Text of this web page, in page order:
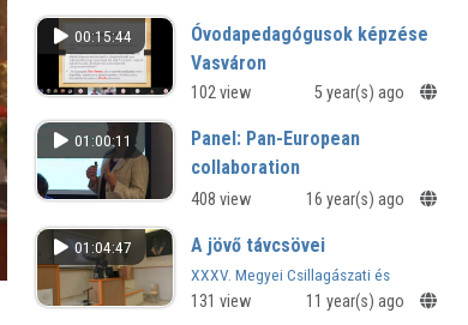
00:15:44
Óvodapedagógusok képzése
Vasváron
Kutatások a COVID-19 pandémia
102 view 5 year(s) ago
01:00:11
Panel: Pan-European
collaboration
408 view 16 year(s) ago
01:04:47 A jövő távcsövei
XXXV. Megyei Csillagászati és
Űrkutatási Hetek - 2014
131 view 11 year(s) ago